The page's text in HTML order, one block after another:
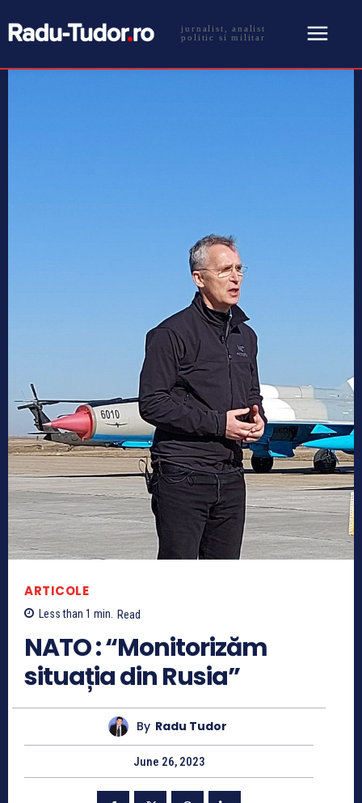
jurnalist, analist
politic si militar
ARTICOLE
Less than 1 min. Read
NATO : “Monitorizăm
situația din Rusia”
By Radu Tudor
June 26, 2023